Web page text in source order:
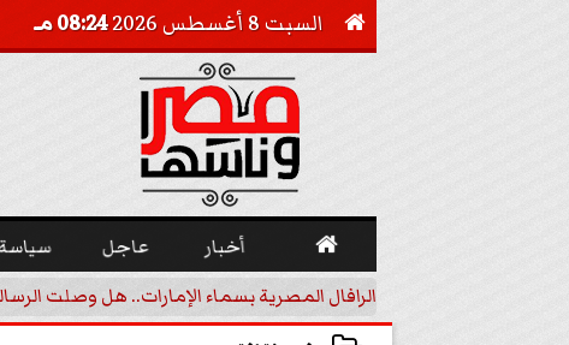
 السبت 8 أغسطس 2026 08:24 مـ
 أخبار عاجل
الرافال المصرية بسماء الإمارات.. هل وصلت